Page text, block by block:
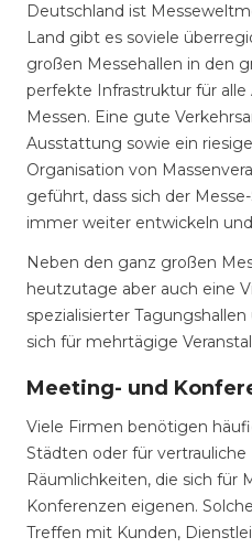
Deutschland ist
Land gibt es soviele
großen Messehallen in den
perfekte Infrastruktur für
Messen. Eine gute
Ausstattung sowie ein
Organisation von
geführt, dass sich der
immer weiter entwickeln
Neben den ganz großen
heutzutage aber auch eine
spezialisierter
sich für mehrtägige
Meeting- und
Viele Firmen benötigen
Städten oder für
Räumlichkeiten, die sich für
Konferenzen eigenen.
Treffen mit Kunden,